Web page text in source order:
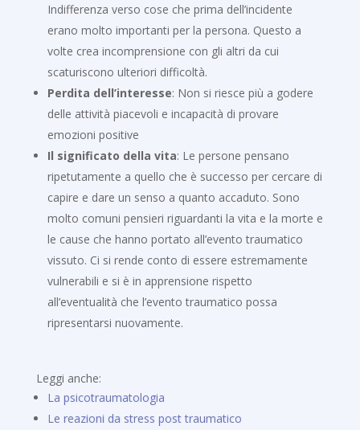
Indifferenza verso cose che prima dell’incidente
erano molto importanti per la persona. Questo a
volte crea incomprensione con gli altri da cui
scaturiscono ulteriori difficoltà.
Perdita dell’interesse: Non si riesce più a godere
delle attività piacevoli e incapacità di provare
emozioni positive
Il significato della vita: Le persone pensano
ripetutamente a quello che è successo per cercare di
capire e dare un senso a quanto accaduto. Sono
molto comuni pensieri riguardanti la vita e la morte e
le cause che hanno portato all’evento traumatico
vissuto. Ci si rende conto di essere estremamente
vulnerabili e si è in apprensione rispetto
all’eventualità che l’evento traumatico possa
ripresentarsi nuovamente.
Leggi anche:
La psicotraumatologia
Le reazioni da stress post traumatico